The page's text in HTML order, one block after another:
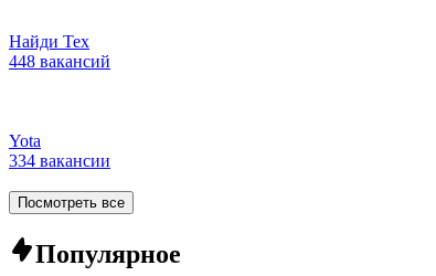
Найди Тех
448 вакансий
Yota
334 вакансии
Посмотреть все
Популярное